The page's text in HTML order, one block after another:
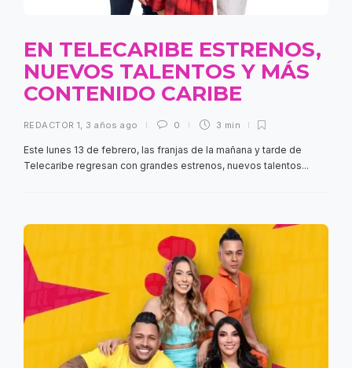
EN TELECARIBE ESTRENOS,
NUEVOS TALENTOS Y MÁS
CONTENIDO CARIBE
REDACTOR 1 3 años ago 0 3 min
Este lunes 13 de febrero, las franjas de la mañana y tarde de
Telecaribe regresan con grandes estrenos, nuevos talentos...